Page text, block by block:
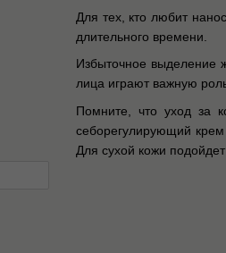
Для тех, кто любит
длительного времени.
Избыточное выделение
лица играют важную
Помните, что уход за
себорегулирующий
Для сухой кожи